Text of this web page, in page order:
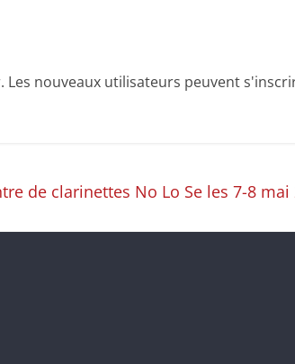
Les nouveaux utilisateurs peuvent
de clarinettes No Lo Se les 7-8 mai